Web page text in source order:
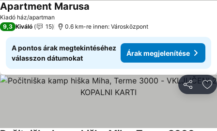
Kiadó ház/apartman
Apartment Marusa
9,3 Kiváló 15 0.6 km-re innen: Városközpont
A pontos árak megtekintéséhez
válasszon dátumokat
Árak megjelenítése